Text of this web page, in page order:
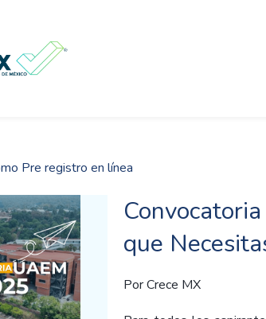
Pre registro en línea
que
PorCrece MX